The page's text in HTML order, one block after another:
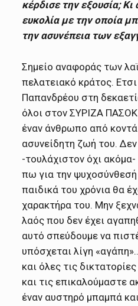
κέρδισε την εξουσία;
ευκολία με την οποία
την ασυνέπεια των
Σημείο αναφοράς των
πελατειακό κράτος.
Παπανδρέου στη
όλοι στον ΣΥΡΙΖΑ ΠΑΣΟΚ
έναν άνθρωπο από κοντά
ασυνείδητη ζωή του.
-τουλάχιστον όχι
πω για την
παιδικά του χρόνια θα
χαρακτήρα του. Μην
λαός που δεν έχει
αυτό σπεύδουμε να
υπόσχεται λίγη
και όλες τις
και τις επικαλούμαστε
έναν αυστηρό μπαμπά